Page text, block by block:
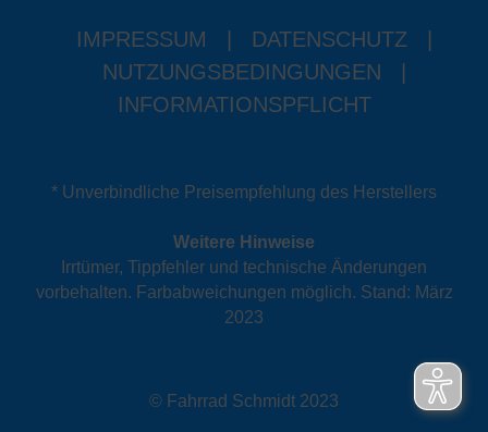
IMPRESSUM DATENSCHUTZ
NUTZUNGSBEDINGUNGEN
INFORMATIONSPFLICHT
* Unverbindliche Preisempfehlung des Herstellers
Weitere Hinweise
Irrtümer, Tippfehler und technische Änderungen
vorbehalten. Farbabweichungen möglich. Stand: März
2023
© Fahrrad Schmidt 2023